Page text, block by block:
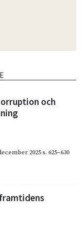
och
2025s. 625–630